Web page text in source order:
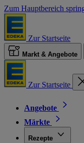
Zum Hauptbereich
Zur Startseite
Markt & Angebote
Zur Startseite
Angebote
Märkte
Rezepte